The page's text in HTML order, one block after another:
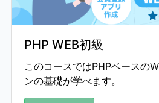
PHP WEB初級
このコースではPHPベースの
ンの基礎が学べます。